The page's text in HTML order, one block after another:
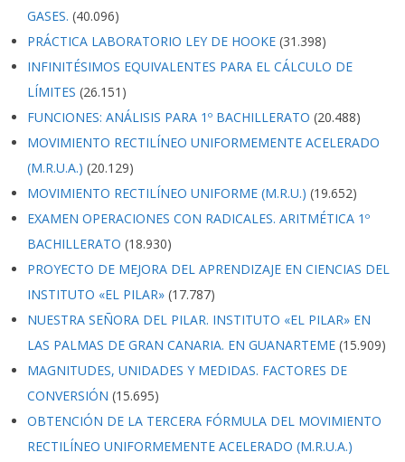
GASES. (40.096)
PRÁCTICA LABORATORIO LEY DE HOOKE (31.398)
INFINITÉSIMOS EQUIVALENTES PARA EL CÁLCULO DE
LÍMITES (26.151)
FUNCIONES: ANÁLISIS PARA 1º BACHILLERATO (20.488)
MOVIMIENTO RECTILÍNEO UNIFORMEMENTE ACELERADO
(M.R.U.A.) (20.129)
MOVIMIENTO RECTILÍNEO UNIFORME (M.R.U.) (19.652)
EXAMEN OPERACIONES CON RADICALES. ARITMÉTICA 1º
BACHILLERATO (18.930)
PROYECTO DE MEJORA DEL APRENDIZAJE EN CIENCIAS DEL
INSTITUTO «EL PILAR» (17.787)
NUESTRA SEÑORA DEL PILAR. INSTITUTO «EL PILAR» EN
LAS PALMAS DE GRAN CANARIA. EN GUANARTEME (15.909)
MAGNITUDES, UNIDADES Y MEDIDAS. FACTORES DE
CONVERSIÓN (15.695)
OBTENCIÓN DE LA TERCERA FÓRMULA DEL MOVIMIENTO
RECTILÍNEO UNIFORMEMENTE ACELERADO (M.R.U.A.)